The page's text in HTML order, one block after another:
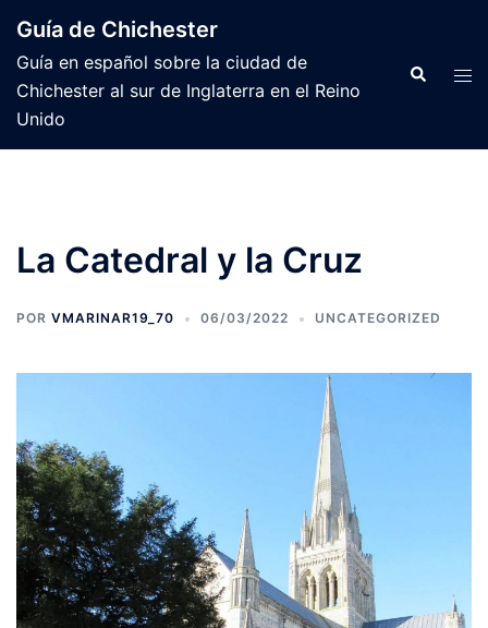
contenido
Guía de Chichester
Guía en español sobre la ciudad de
Chichester al sur de Inglaterra en el Reino
Unido
Buscar
La Catedral y la Cruz
POR VMARINAR19_70 06/03/2022 UNCATEGORIZED